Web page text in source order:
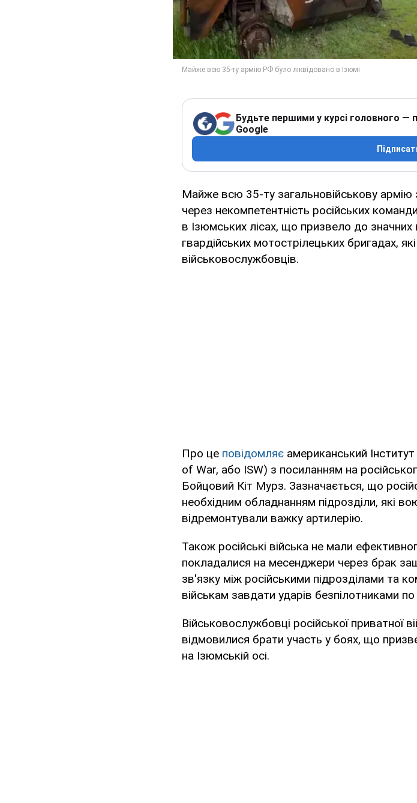
Будьте першими у курсі головного —
Google
Майже всю 35-ту загальновійськову
через некомпетентність російських
в Ізюмських лісах, що призвело до
гвардійських мотострілецьких бригадах,
військовослужбовців.
Про це повідомляє американський
of War, або ISW) з посиланням на
Бойцовий Кіт Мурз. Зазначається, що
необхідним обладнанням підрозділи, які
відремонтували важку артилерію.
Також російські війська не мали
покладалися на месенджери через брак
зв'язку між російськими підрозділами та
військам завдати ударів безпілотниками по
Військовослужбовці російської приватної
відмовилися брати участь у боях, що
на Ізюмській осі.